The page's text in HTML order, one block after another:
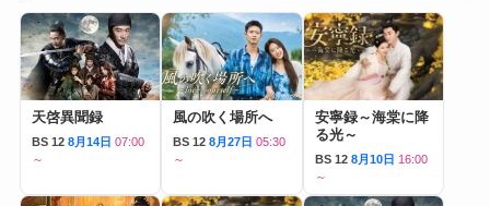
天啓異聞録
BS 12 8月14日 07:00
～
風の吹く場所へ
BS 12 8月27日 05:30
～
安寧録～海棠に降
る光～
BS 12 8月10日 16:00
～